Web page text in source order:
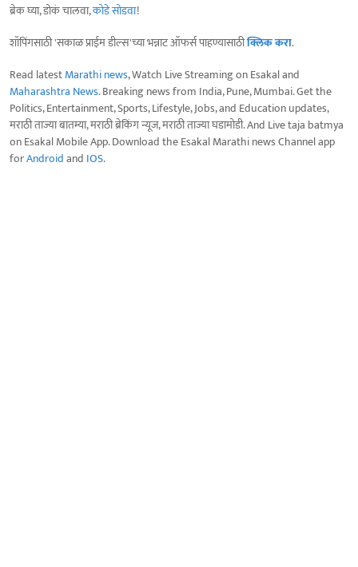
ब्रेक घ्या, डोकं चालवा,कोडे सोडवा!
शॉपिंगसाठी 'सकाळ प्राईम डील्स'च्या भन्नाट ऑफर्स पाहण्यासाठीक्लिक करा.
Read latestMarathi news, Watch Live Streaming on Esakal and
Maharashtra News. Breaking news from India, Pune, Mumbai. Get the
Politics, Entertainment, Sports, Lifestyle, Jobs, and Education updates,
मराठी ताज्या बातम्या, मराठी ब्रेकिंग न्यूज, मराठी ताज्या घडामोडी. And Live taja batmya
on Esakal Mobile App. Download the Esakal Marathi news Channel app
forAndroidand IOS.